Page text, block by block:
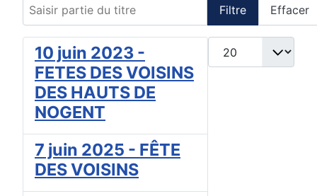
Filtre Effacer
Afficher #
10 juin 2023 -
FETES DES VOISINS
DES HAUTS DE
NOGENT
7 juin 2025 - FÊTE
DES VOISINS